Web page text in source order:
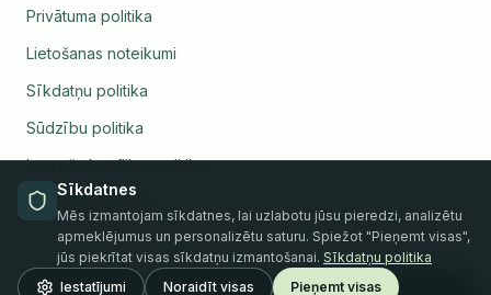
Privātuma politika
Lietošanas noteikumi
Sīkdatņu politika
Sūdzību politika
Interešu konflikta politika
Pārvaldīt sīkdatnes
20.08.2026webinārs
Sīkdatnes
Mēs izmantojam sīkdatnes, lai uzlabotu jūsu pieredzi, analizētu
apmeklējumus un personalizētu saturu. Spiežot "Pieņemt visas",
jūs piekrītat visas sīkdatņu izmantošanai. Sīkdatņu politika
Iestatījumi
Noraidīt visas Pieņemt visas